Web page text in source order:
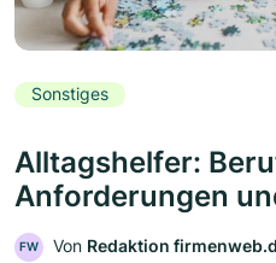
Sonstiges
Alltagshelfer:
Anforderungen
FW Von Redaktion